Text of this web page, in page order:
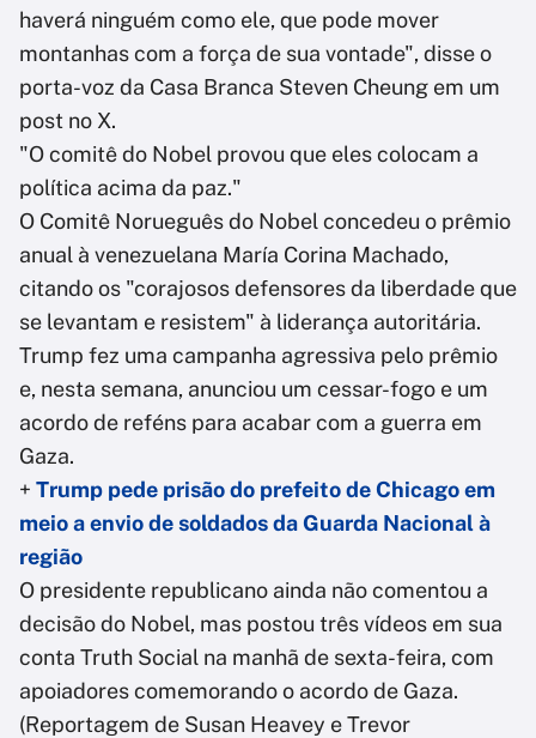
haverá ninguém como ele, que pode mover
montanhas com a força de sua vontade", disse o
porta-voz da Casa Branca Steven Cheung em um
post no X.
"O comitê do Nobel provou que eles colocam a
política acima da paz."
O Comitê Norueguês do Nobel concedeu o prêmio
anual à venezuelana María Corina Machado,
citando os "corajosos defensores da liberdade que
se levantam e resistem" à liderança autoritária.
Trump fez uma campanha agressiva pelo prêmio
e, nesta semana, anunciou um cessar-fogo e um
acordo de reféns para acabar com a guerra em
Gaza.
+ Trump pede prisão do prefeito de Chicago em
meio a envio de soldados da Guarda Nacional à
região
O presidente republicano ainda não comentou a
decisão do Nobel, mas postou três vídeos em sua
conta Truth Social na manhã de sexta-feira, com
apoiadores comemorando o acordo de Gaza.
(Reportagem de Susan Heavey e Trevor